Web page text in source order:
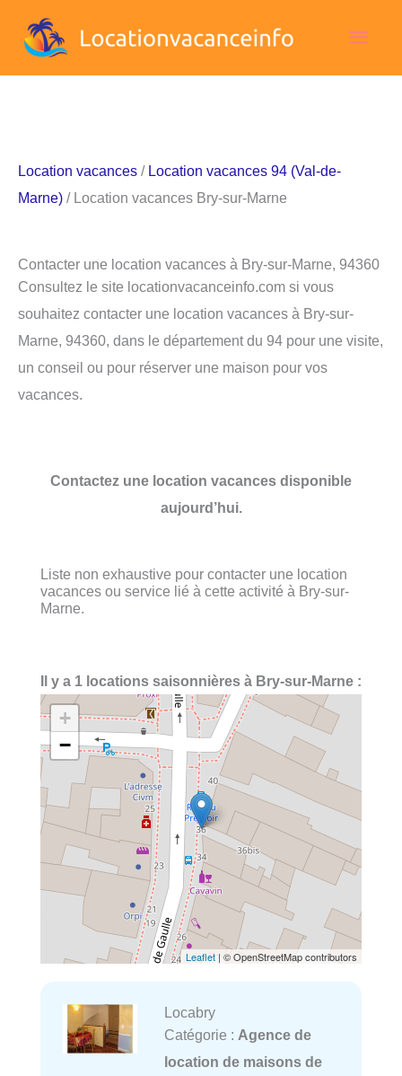
Location vacances / Location vacances 94 (Val-de-
Marne) / Location vacances Bry-sur-Marne
Contacter une location vacances à Bry-sur-Marne, 94360
Consultez le site locationvacanceinfo.com si vous
souhaitez contacter une location vacances à Bry-sur-
Marne, 94360, dans le département du 94 pour une visite,
un conseil ou pour réserver une maison pour vos
vacances.
Contactez une location vacances disponible
aujourd’hui.
Liste non exhaustive pour contacter une location
vacances ou service lié à cette activité à Bry-sur-
Marne.
Il y a 1 locations saisonnières à Bry-sur-Marne :
+
−
Leaflet | © OpenStreetMap contributors
Locabry
Catégorie : Agence de
location de maisons de